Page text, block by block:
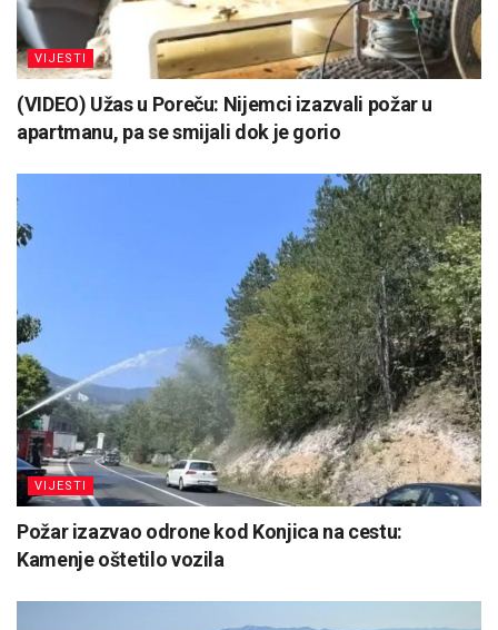
VIJESTI
(VIDEO) Užas u Poreču: Nijemci izazvali požar u
apartmanu, pa se smijali dok je gorio
VIJESTI
Požar izazvao odrone kod Konjica na cestu:
Kamenje oštetilo vozila